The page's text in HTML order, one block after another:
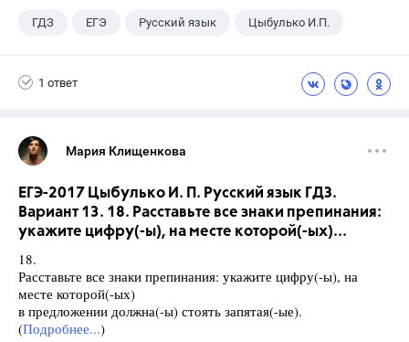
ГДЗ ЕГЭ Русский язык Цыбулько И.П.
1 ответ
Мария Клищенкова
ЕГЭ-2017 Цыбулько И. П. Русский язык ГДЗ.
Вариант 13. 18. Расставьте все знаки препинания:
укажите цифру(-ы), на месте которой(-ых)...
18.
Расставьте все знаки препинания: укажите цифру(-ы), на
месте которой(-ых)
в предложении должна(-ы) стоять запятая(-ые).
(Подробнее...)